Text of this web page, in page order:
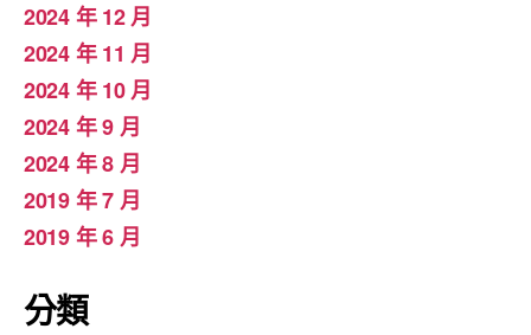
2024 年 12 月
2024 年 11 月
2024 年 10 月
2024 年 9 月
2024 年 8 月
2019 年 7 月
2019 年 6 月
分類